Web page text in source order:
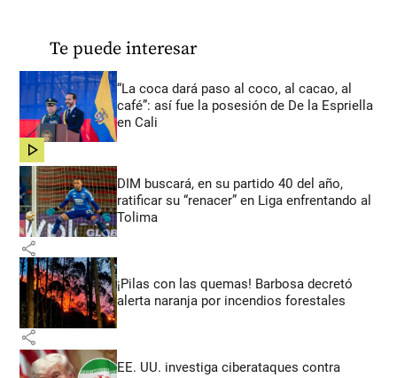
Te puede interesar
“La coca dará paso al coco, al cacao, al
café”: así fue la posesión de De la Espriella
en Cali
share
DIM buscará, en su partido 40 del año,
ratificar su “renacer” en Liga enfrentando al
Tolima
share
¡Pilas con las quemas! Barbosa decretó
alerta naranja por incendios forestales
share
EE. UU. investiga ciberataques contra